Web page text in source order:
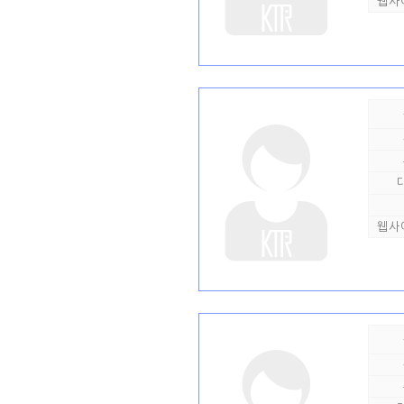
웹사